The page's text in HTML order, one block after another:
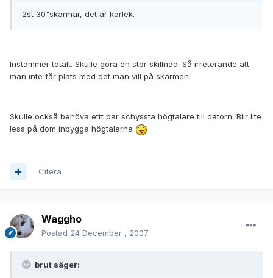
2st 30"skärmar, det är kärlek.
Instämmer totalt. Skulle göra en stor skillnad. Så irreterande att
man inte får plats med det man vill på skärmen.
Skulle också behöva ettt par schyssta högtalare till datorn. Blir lite
less på dom inbygga högtalarna
Citera
Waggho
Postad 24 December , 2007
brut säger: